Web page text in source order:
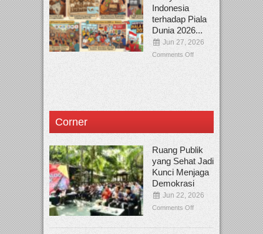
Indonesia
terhadap Piala
Dunia 2026...
Jun 27, 2026
Comments Off
Corner
Ruang Publik
yang Sehat Jadi
Kunci Menjaga
Demokrasi
Jun 22, 2026
Comments Off